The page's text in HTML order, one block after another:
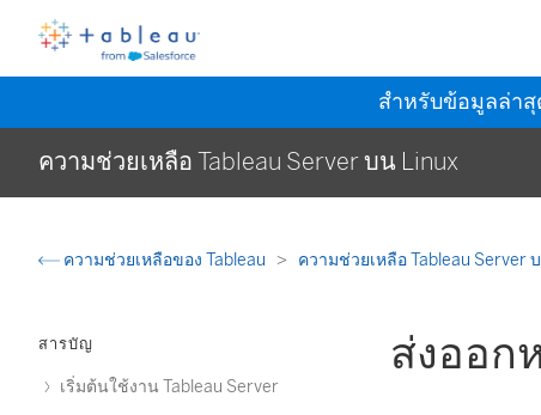
สำหรับข้อมูลล่า
ความช่วยเหลือ Tableau Server บน Linux
ความช่วยเหลือของ Tableau ความช่วยเหลือ Tableau Server
สารบัญ
เริ่มต้นใช้งาน Tableau Server
ส่งออก